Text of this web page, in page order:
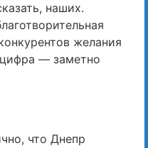
наших.
желания
— заметно
что Днепр